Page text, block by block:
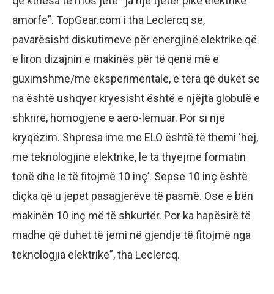
amorfe”. TopGear.com i tha Leclercq se,
pavarësisht diskutimeve për energjinë elektrike që
e liron dizajnin e makinës për të qenë më e
guximshme/më eksperimentale, e tëra që duket se
na është ushqyer kryesisht është e njëjta globulë e
shkrirë, homogjene e aero-lëmuar. Por si një
kryqëzim. Shpresa ime me ELO është të themi ‘hej,
me teknologjinë elektrike, le ta thyejmë formatin
tonë dhe le të fitojmë 10 inç’. Sepse 10 inç është
diçka që u jepet pasagjerëve të pasmë. Ose e bën
makinën 10 inç më të shkurtër. Por ka hapësirë të
madhe që duhet të jemi në gjendje të fitojmë nga
teknologjia elektrike”, tha Leclercq.